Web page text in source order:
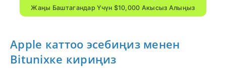
Жаңы Баштагандар Үчүн $10,000 Акысыз Алыңыз
Apple каттоо эсебиңиз менен
Bitunixке кириңиз